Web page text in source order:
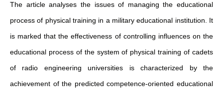
The article analyses the issues of managing the educational
process of physical training in a military educational institution. It
is marked that the effectiveness of controlling influences on the
educational process of the system of physical training of cadets
of radio engineering universities is characterized by the
achievement of the predicted competence-oriented educational